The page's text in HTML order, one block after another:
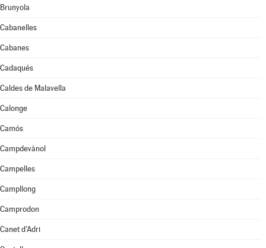
Brunyola
Cabanelles
Cabanes
Cadaqués
Caldes de Malavella
Calonge
Camós
Campdevànol
Campelles
Campllong
Camprodon
Canet d'Adri